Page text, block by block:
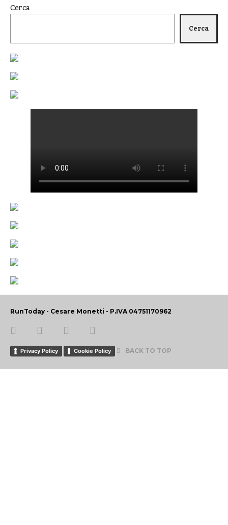
Cerca
Cerca
RunToday - Cesare Monetti - P.IVA 04751170962
Privacy Policy Cookie Policy BACK TO TOP